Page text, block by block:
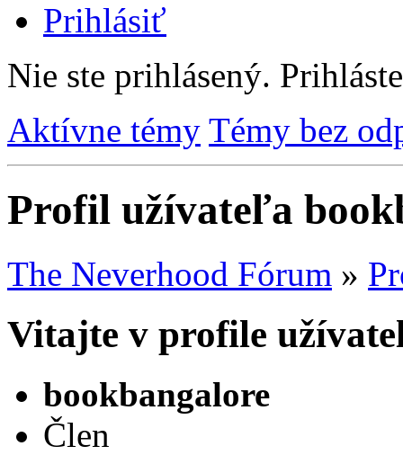
Prihlásiť
Nie ste prihlásený.
Aktívne témy Témy bez
Profil užívateľa
The Neverhood Fórum »
Vitajte v profile
bookbangalore
Člen